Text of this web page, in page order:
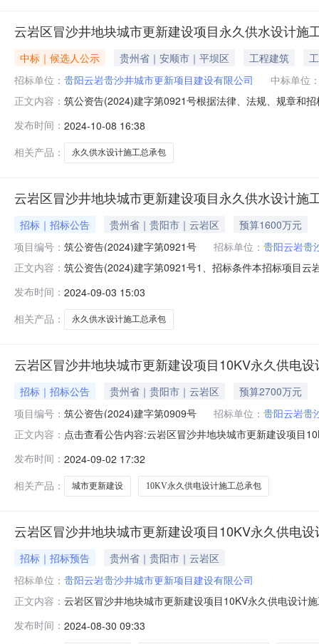
云岩区冒沙井地块城市更新建设项目永久供水设计施
中标｜候选人公示 贵州省｜安顺市｜平坝区 工程建筑
招标单位： 贵阳云岩贵沙井城市更新项目建设有限公司
中标单位
正文内容： 筑公资告(2024)建字第0921号根据法律、法规、规章和
建设工程有限公司、中远智信设计有限公司投标价（元
招标
发布时间： 2024-10-08 16:38
相关产品：
永久供水设计施工总承包
云岩区冒沙井地块城市更新建设项目永久供水设计施
招标｜招标公告 贵州省｜贵阳市｜云岩区
预算1600万元
项目编号： 筑公资告(2024)建字第0921号 招标单位： 贵阳云岩贵
正文内容： 筑公资告(2024)建字第0921号1、招标条件本招标项目云
70%。项目已具备招标条件，现对该项目进行公开招标
发布时间： 2024-09-03 15:03
相关产品：
永久供水设计施工总承包
云岩区冒沙井地块城市更新建设项目10KV永久供电
招标｜招标公告 贵州省｜贵阳市｜云岩区
预算2700万元
项目编号： 筑公资告(2024)建字第0909号 招标单位： 贵阳云岩贵
正文内容： 点击查看公告内容:云岩区冒沙井地块城市更新建设项目
沙井城市更新项目建设有限公司，建设资金来自自筹，
发布时间： 2024-09-02 17:32
相关产品：
城市更新建设 10KV永久供电设计施工总承包
云岩区冒沙井地块城市更新建设项目10KV永久供电
招标｜招标预告
贵州省｜贵阳市｜云岩区
招标单位： 贵阳云岩贵沙井城市更新项目建设有限公司
正文内容： 云岩区冒沙井地块城市更新建设项目10KV永久供电设计
内容项目净建设用地面积59243.00㎡。计划总建筑面积
发布时间： 2024-08-30 09:33